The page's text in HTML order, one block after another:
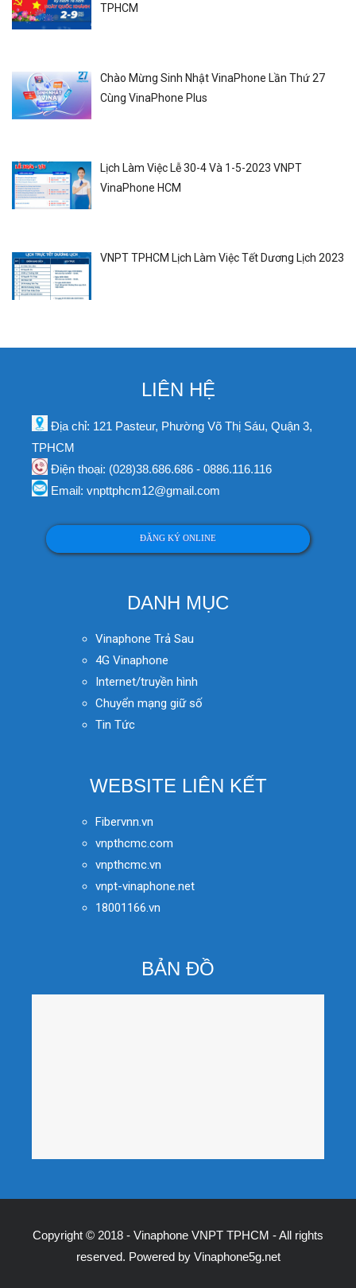
TPHCM
Chào Mừng Sinh Nhật VinaPhone Lần Thứ 27
Cùng VinaPhone Plus
Lịch Làm Việc Lễ 30-4 Và 1-5-2023 VNPT
VinaPhone HCM
VNPT TPHCM Lịch Làm Việc Tết Dương Lịch 2023
LIÊN HỆ
Địa chỉ: 121 Pasteur, Phường Võ Thị Sáu, Quận 3,
TPHCM
Điện thoại: (028)38.686.686 - 0886.116.116
Email: vnpttphcm12@gmail.com
ĐĂNG KÝ ONLINE
DANH MỤC
Vinaphone Trả Sau
4G Vinaphone
Internet/truyền hình
Chuyển mạng giữ số
Tin Tức
WEBSITE LIÊN KẾT
Fibervnn.vn
vnpthcmc.com
vnpthcmc.vn
vnpt-vinaphone.net
18001166.vn
BẢN ĐỒ
Copyright © 2018 - Vinaphone VNPT TPHCM - All rights
reserved. Powered by Vinaphone5g.net